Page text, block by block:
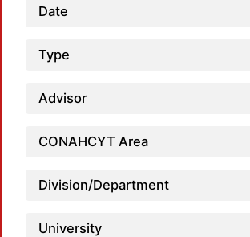
Date
Type
Advisor
CONAHCYT Area
Division/Department
University